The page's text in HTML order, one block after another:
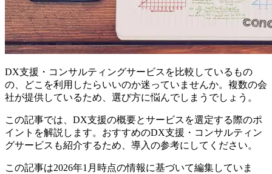
DX支援・コンサルティングサービスを比較しているもの
の、どこを利用したらいいのか迷っていませんか。複数の会
社が提供しているため、選び方に悩んでしまうでしょう。
この記事では、DX支援の概要とサービスを選定する際のポ
イントを解説します。おすすめのDX支援・コンサルティン
グサービスも紹介するため、導入の参考にしてください。
この記事は2026年1月時点の情報に基づいて編集していま